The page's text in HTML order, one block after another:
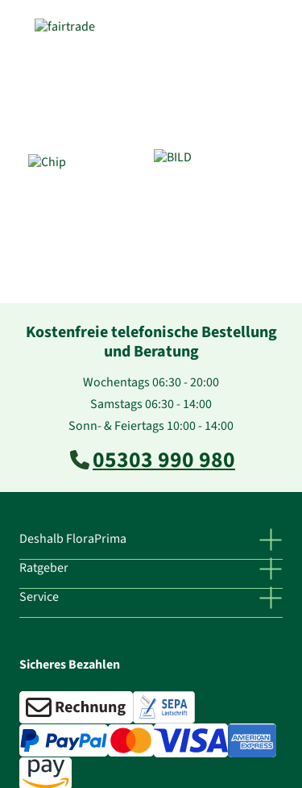
Kostenfreie telefonische Bestellung
und Beratung
Wochentags 06:30 - 20:00
Samstags 06:30 - 14:00
Sonn- & Feiertags 10:00 - 14:00
05303 990 980
Deshalb FloraPrima
Ratgeber
Service
Sicheres Bezahlen